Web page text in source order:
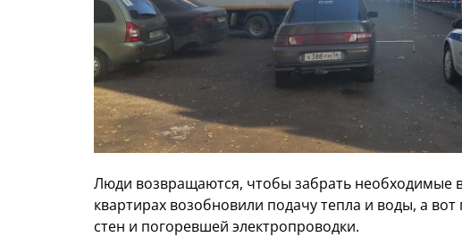
Люди возвращаются, чтобы забрать необходимые
квартирах возобновили подачу тепла и воды, а
стен и погоревшей электропроводки.